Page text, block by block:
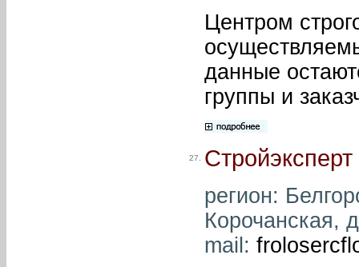
Центром
данные
группы и
27.
регион:
Корочанская,
mail: